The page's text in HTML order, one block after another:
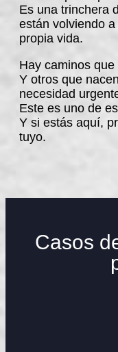
Es una trinchera
están volviendo
propia vida.
Hay caminos
Y otros que
necesidad
Este es uno de
Y si estás aquí,
tuyo.
Casos